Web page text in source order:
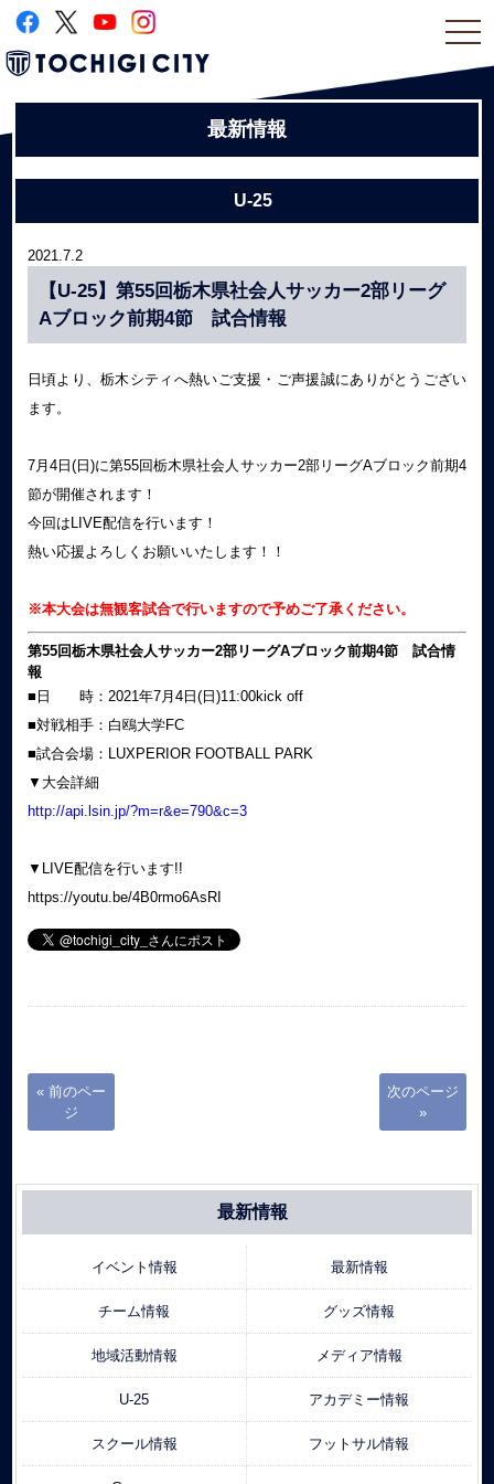
最新情報
U-25
2021.7.2
【U-25】第55回栃木県社会人サッカー2部リーグ
Aブロック前期4節 試合情報
日頃より、栃木シティへ熱いご支援・ご声援誠にありがとうござい
ます。
7月4日(日)に第55回栃木県社会人サッカー2部リーグAブロック前期4
節が開催されます！
今回はLIVE配信を行います！
熱い応援よろしくお願いいたします！！
※本大会は無観客試合で行いますので予めご了承ください。
第55回栃木県社会人サッカー2部リーグAブロック前期4節 試合情
報
■日 時：2021年7月4日(日)11:00kick off
■対戦相手：白鴎大学FC
■試合会場：LUXPERIOR FOOTBALL PARK
▼大会詳細
http://api.lsin.jp/?m=r&e=790&c=3
▼LIVE配信を行います!!
https://youtu.be/4B0rmo6AsRI
« 前のペー
ジ
次のページ
»
最新情報
イベント情報 最新情報
チーム情報 グッズ情報
地域活動情報 メディア情報
U-25 アカデミー情報
スクール情報 フットサル情報